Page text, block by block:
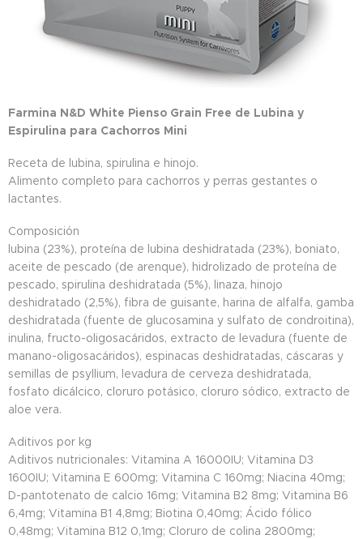
Farmina N&D White Pienso Grain Free de Lubina y
Espirulina para Cachorros Mini
Receta de lubina, spirulina e hinojo.
Alimento completo para cachorros y perras gestantes o
lactantes.
Composición
lubina (23%), proteína de lubina deshidratada (23%), boniato,
aceite de pescado (de arenque), hidrolizado de proteína de
pescado, spirulina deshidratada (5%), linaza, hinojo
deshidratado (2,5%), fibra de guisante, harina de alfalfa, gamba
deshidratada (fuente de glucosamina y sulfato de condroitina),
inulina, fructo-oligosacáridos, extracto de levadura (fuente de
manano-oligosacáridos), espinacas deshidratadas, cáscaras y
semillas de psyllium, levadura de cerveza deshidratada,
fosfato dicálcico, cloruro potásico, cloruro sódico, extracto de
aloe vera.
Aditivos por kg
Aditivos nutricionales: Vitamina A 16000IU; Vitamina D3
1600IU; Vitamina E 600mg; Vitamina C 160mg; Niacina 40mg;
D-pantotenato de calcio 16mg; Vitamina B2 8mg; Vitamina B6
6,4mg; Vitamina B1 4,8mg; Biotina 0,40mg; Ácido fólico
0,48mg; Vitamina B12 0,1mg; Cloruro de colina 2800mg;